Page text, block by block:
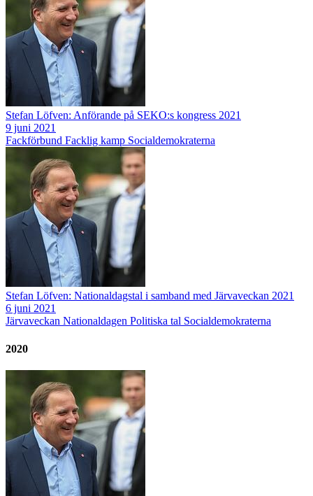
Stefan Löfven: Anförande på SEKO:s kongress 2021
9 juni 2021
Fackförbund Facklig kamp Socialdemokraterna
Stefan Löfven: Nationaldagstal i samband med Järvaveckan 2021
6 juni 2021
Järvaveckan Nationaldagen Politiska tal Socialdemokraterna
2020